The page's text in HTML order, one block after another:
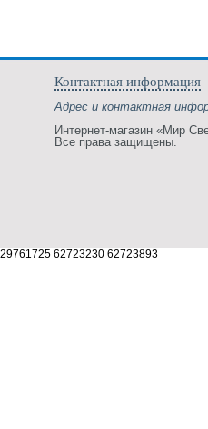
Контактная информация
Адрес и контактная
Интернет-магазин «Мир
Все права защищены.
29761725 62723230 62723893